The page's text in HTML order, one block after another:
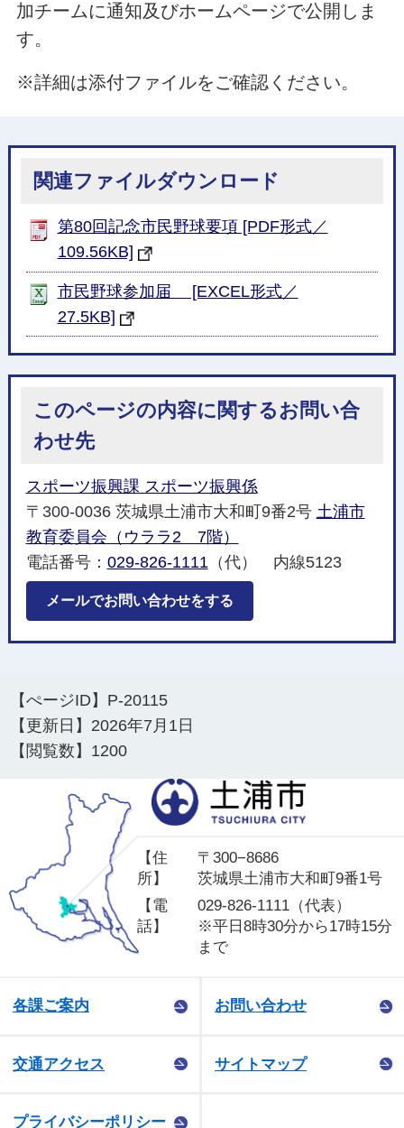
加チームに通知及びホームページで公開しま
す。
※詳細は添付ファイルをご確認ください。
関連ファイルダウンロード
第80回記念市民野球要項 [PDF形式／
109.56KB]
市民野球参加届 [EXCEL形式／
27.5KB]
このページの内容に関するお問い合
わせ先
スポーツ振興課 スポーツ振興係
〒300-0036 茨城県土浦市大和町9番2号 土浦市
教育委員会（ウララ2 7階）
電話番号： 029-826-1111（代） 内線5123
メールでお問い合わせをする
【ぺージID】 P-20115
【更新日】 2026年7月1日
【閲覧数】 1200
【住
所】
〒300−8686
茨城県土浦市大和町9番1号
【電
話】
029-826-1111（代表）
※平日8時30分から17時15分
まで
各課ご案内 お問い合わせ
交通アクセス サイトマップ
プライバシーポリシー